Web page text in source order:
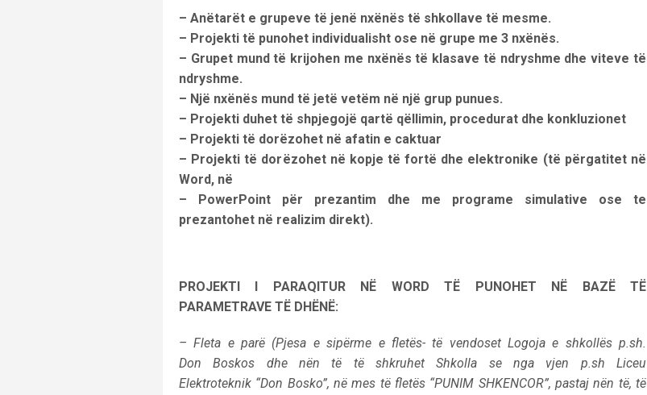
– Anëtarët e grupeve të jenë nxënës të shkollave të mesme.
– Projekti të punohet individualisht ose në grupe me 3 nxënës.
– Grupet mund të krijohen me nxënës të klasave të ndryshme dhe viteve të
ndryshme.
– Një nxënës mund të jetë vetëm në një grup punues.
– Projekti duhet të shpjegojë qartë qëllimin, procedurat dhe konkluzionet
– Projekti të dorëzohet në afatin e caktuar
– Projekti të dorëzohet në kopje të fortë dhe elektronike (të përgatitet në
Word, në
– PowerPoint për prezantim dhe me programe simulative ose te
prezantohet në realizim direkt).
PROJEKTI I PARAQITUR NË WORD TË PUNOHET NË BAZË TË
PARAMETRAVE TË DHËNË:
– Fleta e parë (Pjesa e sipërme e fletës- të vendoset Logoja e shkollës p.sh.
Don Boskos dhe nën të të shkruhet Shkolla se nga vjen p.sh Liceu
Elektroteknik “Don Bosko”, në mes të fletës “PUNIM SHKENCOR”, pastaj nën të, të